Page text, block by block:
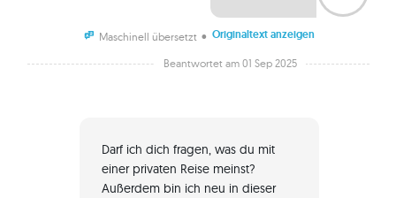
Maschinell übersetzt • Originaltext anzeigen
Beantwortet am 01 Sep 2025
Darf ich dich fragen, was du mit
einer privaten Reise meinst?
Außerdem bin ich neu in dieser